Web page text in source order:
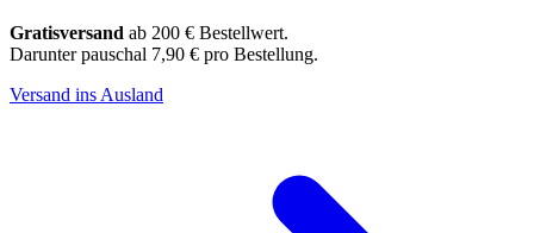
Gratisversand ab 200 € Bestellwert.
Darunter pauschal 7,90 € pro Bestellung.
Versand ins Ausland